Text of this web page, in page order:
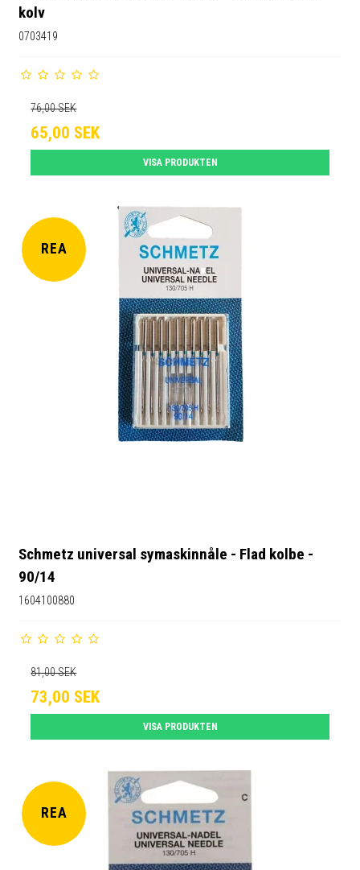
kolv
0703419
76,00 SEK
65,00 SEK
VISA PRODUKTEN
REA
Schmetz universal symaskinnåle - Flad kolbe -
90/14
1604100880
81,00 SEK
73,00 SEK
VISA PRODUKTEN
REA